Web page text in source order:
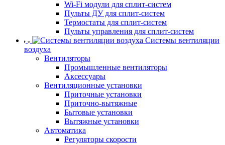
Wi-Fi модули для сплит-систем
Пульты ДУ для сплит-систем
Термостаты для сплит-систем
Пульты управления для сплит-систем
Системы вентиляции
воздуха
Вентиляторы
Промышленные вентиляторы
Аксессуары
Вентиляционные установки
Приточные установки
Приточно-вытяжные
Бытовые установки
Вытяжные установки
Автоматика
Регуляторы скорости